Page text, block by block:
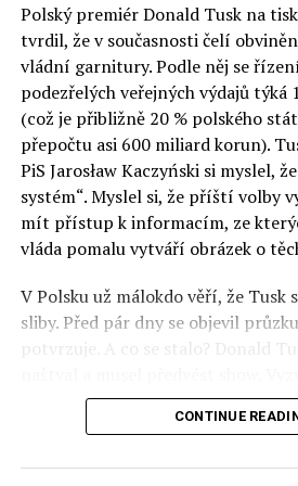
Otázky spojené s vývojem umělé
fóru AI zvláště diskutovanou
zahrnovat vyhrazenou tematickou
panelů, prezentací, workshopů a
Budou diskutovány klíčové otázky
inteligence ve společnosti, ale i v
komerčních služeb. Budou se
výzvy, kterým bude muset trh čelit
technologickým změnám. Účastníci
technologií umělé inteligence v
umožní Evropské unii obnovit
vztahu ke globálním ekonomikám
Polský premiér Donald Tusk na
tvrdil, že v současnosti čelí
vládní garnitury. Podle něj se
podezřelých veřejných výdajů
(což je přibližně 20 % polského
přepočtu asi 600 miliard korun).
PiS Jarosław Kaczyński si myslel,
systém“. Myslel si, že příští volby
mít přístup k informacím, ze
vláda pomalu vytváří obrázek o
V Polsku už málokdo věří, že Tusk
sliby. Před pár dny se objevil
potvrzuje. A co se stalo? Donald
před kamerami podepsali dohodu
ti poslušně ono divadlo předvedli.
CONTINUE